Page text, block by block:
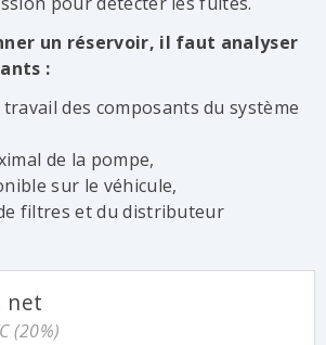
un réservoir, il faut analyser
:
travail des composants du système
de la pompe,
sur le véhicule,
filtres et du distributeur
net
(20%)